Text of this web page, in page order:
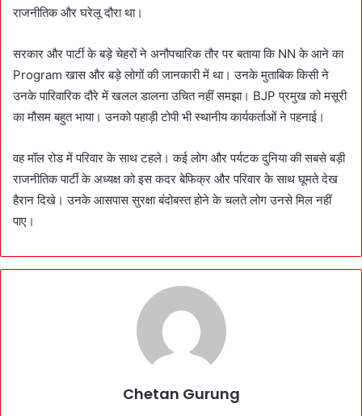
राजनीतिक और घरेलू दौरा था।
सरकार और पार्टी के बड़े चेहरों ने अनौपचारिक तौर पर बताया कि NN के आने का
Program खास और बड़े लोगों की जानकारी में था। उनके मुताबिक किसी ने
उनके पारिवारिक दौरे में खलल डालना उचित नहीं समझा। BJP प्रमुख को मसूरी
का मौसम बहुत भाया। उनको पहाड़ी टोपी भी स्थानीय कार्यकर्ताओं ने पहनाई।
वह मॉल रोड में परिवार के साथ टहले। कई लोग और पर्यटक दुनिया की सबसे बड़ी
राजनीतिक पार्टी के अध्यक्ष को इस कदर बेफिक्र और परिवार के साथ घूमते देख
हैरान दिखे। उनके आसपास सुरक्षा बंदोबस्त होने के चलते लोग उनसे मिल नहीं
पाए।
Chetan Gurung